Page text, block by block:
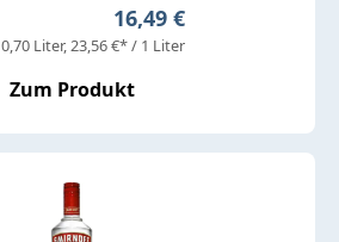
Regulärer Preis:
16,49 €
0,70 Liter 23,56 €* / 1 Liter
Zum Produkt